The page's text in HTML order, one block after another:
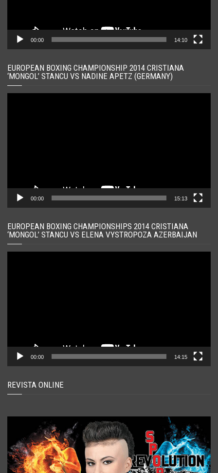
00:00 14:10
EUROPEAN BOXING CHAMPIONSHIP 2014 CRISTIANA
‘MONGOL’ STANCU VS NADINE APETZ (GERMANY)
00:00 15:13
EUROPEAN BOXING CHAMPIONSHIPS 2014 CRISTIANA
‘MONGOL’ STANCU VS ELENA VYSTROPOZA AZERBAIJAN
00:00 14:15
REVISTA ONLINE